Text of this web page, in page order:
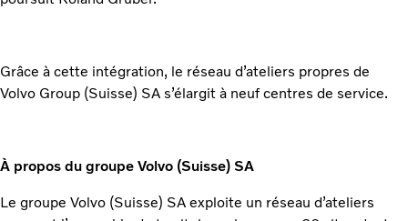
Grâce à cette intégration, le réseau d’ateliers propres de
Volvo Group (Suisse) SA s’élargit à neuf centres de service.
À propos du groupe Volvo (Suisse) SA
Le groupe Volvo (Suisse) SA exploite un réseau d’ateliers